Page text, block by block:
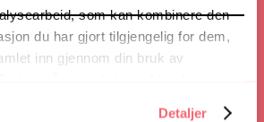
som kan kombinere den
du har gjort tilgjengelig for dem,
inn gjennom din bruk av
Detaljer